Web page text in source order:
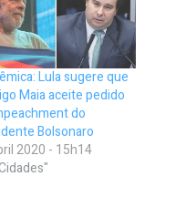
Lula sugere que
Maia aceite pedido
do
Bolsonaro
2020 - 15h14